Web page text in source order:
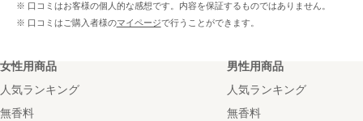
※ 口コミはお客様の個人的な感想です。内容を保証するものではありません。
※ 口コミはご購入者様のマイページで行うことができます。
女性用商品
人気ランキング
無香料
男性用商品
人気ランキング
無香料